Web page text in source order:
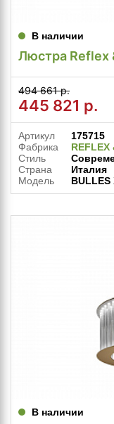
В наличии
Люстра Reflex
494 661 р.
445 821 р.
Артикул
175715
Фабрика
REFLEX
Стиль
Страна
Италия
Модель
BULLES
В наличии